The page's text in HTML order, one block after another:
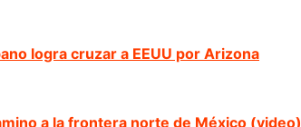
logra cruzar a EEUU por Arizona
a la frontera norte de México (video)